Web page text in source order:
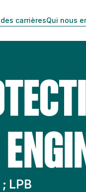
carrièresQui nous
LPB